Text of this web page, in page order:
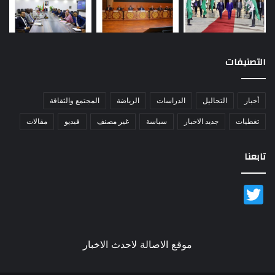
التصنيفات
أخبار التحاليل الدراسات الرياضة المجتمع والثقافة
تغطيات جديد الاخبار سياسة غير مصنف فيديو مقالات
تابعنا
موقع الاصالة لاحدث الاخبار